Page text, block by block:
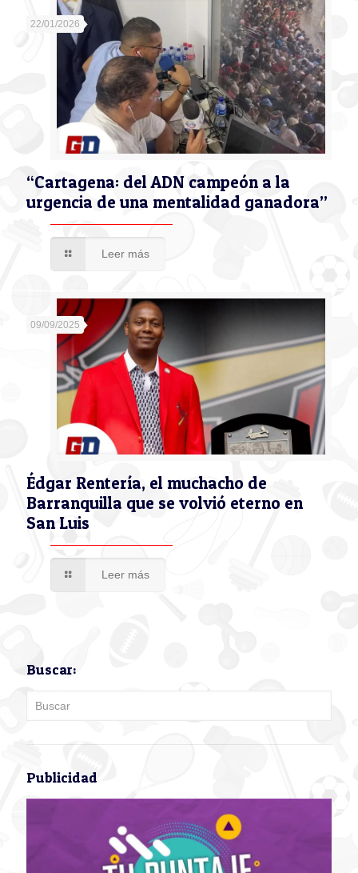
22/01/2026
“Cartagena: del ADN campeón a la
urgencia de una mentalidad ganadora”
Leer más
09/09/2025
Édgar Rentería, el muchacho de
Barranquilla que se volvió eterno en
San Luis
Leer más
Buscar:
Publicidad